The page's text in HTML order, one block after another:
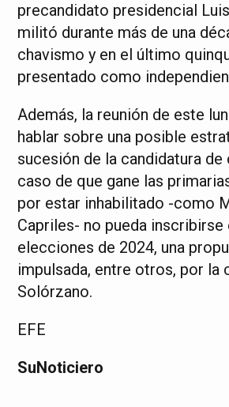
precandidato presidencial
militó durante más de una
chavismo y en el último
presentado como
Además, la reunión de este
hablar sobre una posible
sucesión de la candidatura de
caso de que gane las
por estar inhabilitado -como
Capriles- no pueda inscribirse
elecciones de 2024, una
impulsada, entre otros, por la
Solórzano.
EFE
SuNoticiero